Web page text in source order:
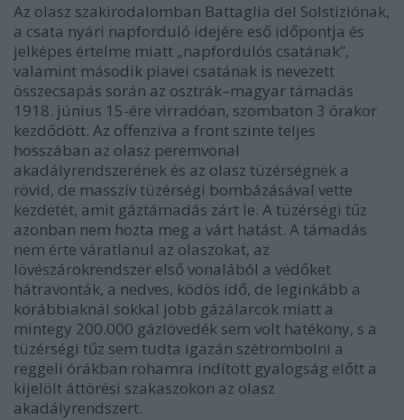
Az olasz szakirodalomban Battaglia del Solstiziónak,
a csata nyári napforduló idejére eső időpontja és
jelképes értelme miatt „napfordulós csatának”,
valamint második piavei csatának is nevezett
összecsapás során az osztrák–magyar támadás
1918. június 15-ére virradóan, szombaton 3 órakor
kezdődött. Az offenzíva a front szinte teljes
hosszában az olasz peremvonal
akadályrendszerének és az olasz tüzérségnek a
rövid, de masszív tüzérségi bombázásával vette
kezdetét, amit gáztámadás zárt le. A tüzérségi tűz
azonban nem hozta meg a várt hatást. A támadás
nem érte váratlanul az olaszokat, az
lövészárokrendszer első vonalából a védőket
hátravonták, a nedves, ködös idő, de leginkább a
korábbiaknál sokkal jobb gázálarcok miatt a
mintegy 200.000 gázlövedék sem volt hatékony, s a
tüzérségi tűz sem tudta igazán szétrombolni a
reggeli órákban rohamra indított gyalogság előtt a
kijelölt áttörési szakaszokon az olasz
akadályrendszert.